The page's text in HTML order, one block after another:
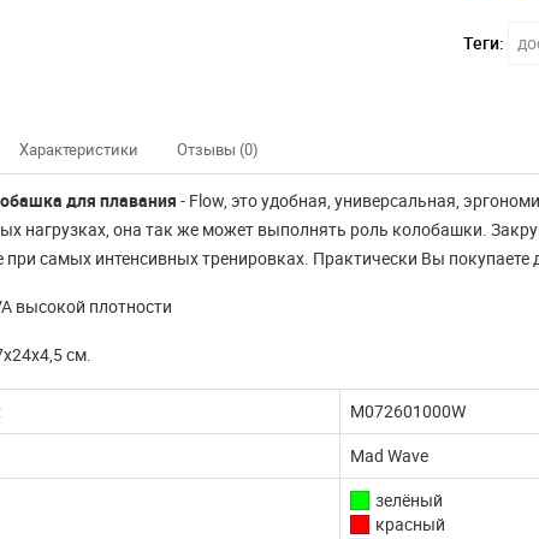
Наш интернет магазин
Теги:
Характеристики Отзывы (0)
для плавания - Flow, это удобная, универсальная,
нагрузках, она так же может выполнять роль колобашки.
самых интенсивных тренировках. Практически Вы покупаете
высокой плотности
см.
M072601000W
Mad Wave
зелёный
красный